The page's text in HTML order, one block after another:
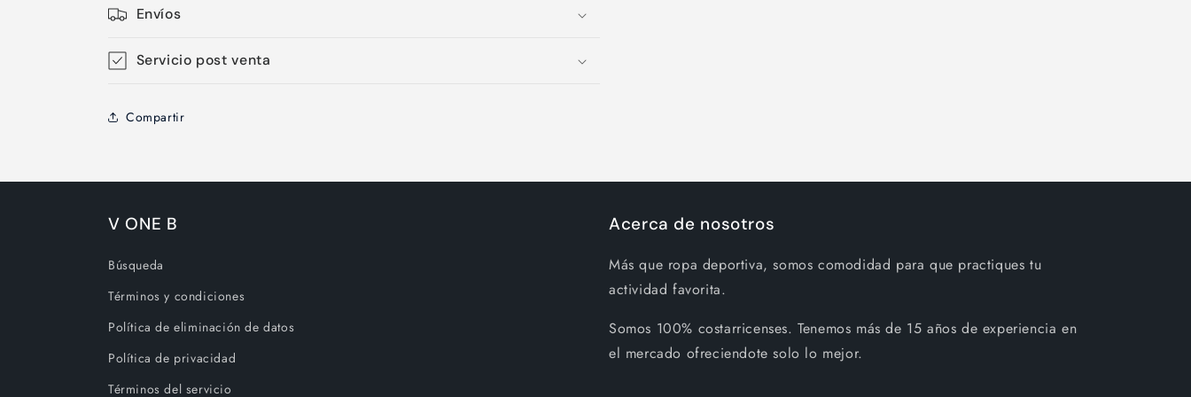
Envíos
Servicio post venta
Compartir
V ONE B
Búsqueda
Términos y condiciones
Política de eliminación de datos
Política de privacidad
Términos del servicio
Acerca de nosotros
Más que ropa deportiva, somos comodidad para que practiques tu
actividad favorita.
Somos 100% costarricenses. Tenemos más de 15 años de experiencia en
el mercado ofreciendote solo lo mejor.